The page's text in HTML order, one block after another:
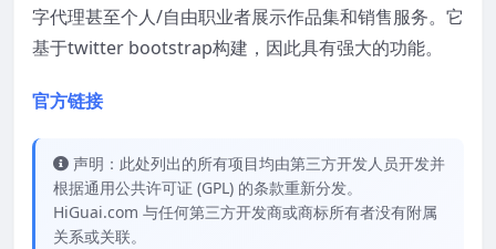
字代理甚至个人/自由职业者展示作品集和销售服务。它
基于twitter bootstrap构建，因此具有强大的功能。
官方链接
声明：此处列出的所有项目均由第三方开发人员开发并
根据通用公共许可证 (GPL) 的条款重新分发。
HiGuai.com 与任何第三方开发商或商标所有者没有附属
关系或关联。